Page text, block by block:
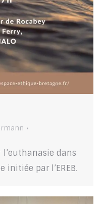
dans
initiée par l’EREB.